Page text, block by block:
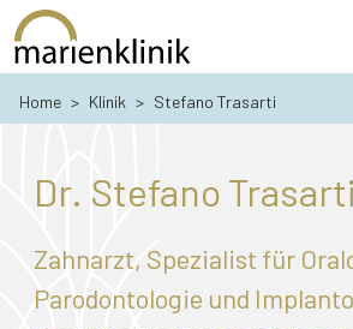
Zum Hauptinhalt springen
Home > Klinik > Stefano Trasarti
Dr. Stefano Trasarti
Zahnarzt, Spezialist für
Parodontologie und